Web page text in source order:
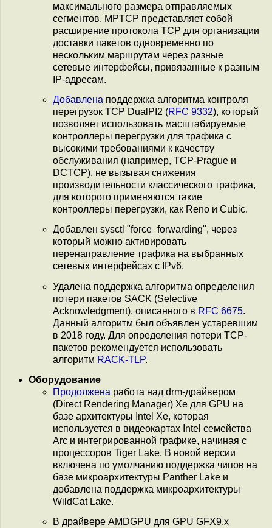
максимального размера отправляемых
сегментов. MPTCP представляет собой
расширение протокола TCP для организации
доставки пакетов одновременно по
нескольким маршрутам через разные
сетевые интерфейсы, привязанные к разным
IP-адресам.
Добавлена поддержка алгоритма контроля
перегрузок TCP DualPI2 (RFC 9332), который
позволяет использовать масштабируемые
контроллеры перегрузки для трафика с
высокими требованиями к качеству
обслуживания (например, TCP-Prague и
DCTCP), не вызывая снижения
производительности классического трафика,
для которого применяются такие
контроллеры перегрузки, как Reno и Cubic.
Добавлен sysctl "force_forwarding", через
который можно активировать
перенаправление трафика на выбранных
сетевых интерфейсах с IPv6.
Удалена поддержка алгоритма определения
потери пакетов SACK (Selective
Acknowledgment), описанного в RFC 6675.
Данный алгоритм был объявлен устаревшим
в 2018 году. Для определения потери TCP-
пакетов рекомендуется использовать
алгоритм RACK-TLP.
Оборудование
Продолжена работа над drm-драйвером
(Direct Rendering Manager) Xe для GPU на
базе архитектуры Intel Xe, которая
используется в видеокартах Intel семейства
Arc и интегрированной графике, начиная с
процессоров Tiger Lake. В новой версии
включена по умолчанию поддержка чипов на
базе микроархитектуры Panther Lake и
добавлена поддержка микроархитектуры
WildCat Lake.
В драйвере AMDGPU для GPU GFX9.x